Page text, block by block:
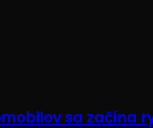
sa začína